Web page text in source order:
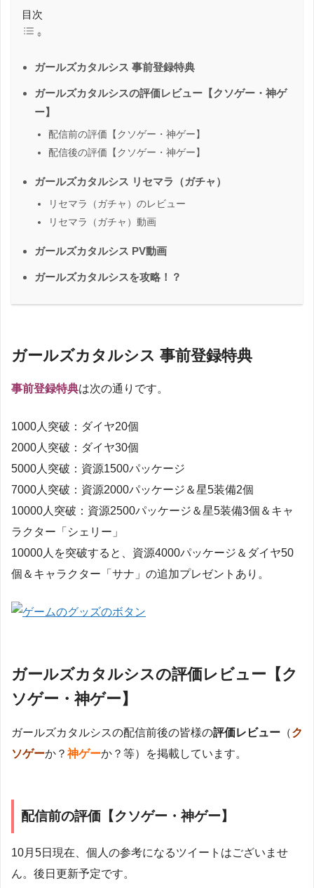
目次
ガールズカタルシス 事前登録特典
ガールズカタルシスの評価レビュー【クソゲー・神ゲ
ー】
配信前の評価【クソゲー・神ゲー】
配信後の評価【クソゲー・神ゲー】
ガールズカタルシス リセマラ（ガチャ）
リセマラ（ガチャ）のレビュー
リセマラ（ガチャ）動画
ガールズカタルシス PV動画
ガールズカタルシスを攻略！？
ガールズカタルシス 事前登録特典
事前登録特典は次の通りです。
1000人突破：ダイヤ20個
2000人突破：ダイヤ30個
5000人突破：資源1500パッケージ
7000人突破：資源2000パッケージ＆星5装備2個
10000人突破：資源2500パッケージ＆星5装備3個＆キャ
ラクター「シェリー」
10000人を突破すると、資源4000パッケージ＆ダイヤ50
個＆キャラクター「サナ」の追加プレゼントあり。
ガールズカタルシスの評価レビュー【ク
ソゲー・神ゲー】
ガールズカタルシスの配信前後の皆様の評価レビュー （ク
ソゲーか？神ゲーか？等）を掲載しています。
配信前の評価【クソゲー・神ゲー】
10月5日現在、個人の参考になるツイートはございませ
ん。後日更新予定です。